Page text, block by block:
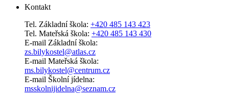
Kontakt
Tel. Základní škola: +420 485 143 423
Tel. Mateřská škola: +420 485 143 430
E-mail Základní škola:
zs.bilykostel@atlas.cz
E-mail Mateřská škola:
ms.bilykostel@centrum.cz
E-mail Školní jídelna:
msskolnijidelna@seznam.cz